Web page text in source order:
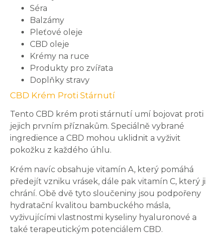
Séra
Balzámy
Pleťové oleje
CBD oleje
Krémy na ruce
Produkty pro zvířata
Doplňky stravy
CBD Krém Proti Stárnutí
Tento CBD krém proti stárnutí umí bojovat proti
jejich prvním příznakům. Speciálně vybrané
ingredience a CBD mohou uklidnit a vyživit
pokožku z každého úhlu.
Krém navíc obsahuje vitamín A, který pomáhá
předejít vzniku vrásek, dále pak vitamín C, který ji
chrání. Obě dvě tyto sloučeniny jsou podpořeny
hydratační kvalitou bambuckého másla,
vyživujícími vlastnostmi kyseliny hyaluronové a
také terapeutickým potenciálem CBD.